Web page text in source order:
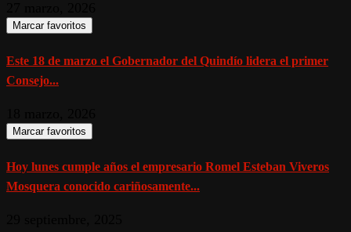
Marcar favoritos
Este 18 de marzo el Gobernador del Quindío lidera el primer
Consejo...
Marcar favoritos
Hoy lunes cumple años el empresario Romel Esteban Viveros
Mosquera conocido cariñosamente...